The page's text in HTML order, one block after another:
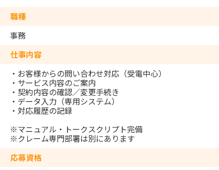
職種
事務
仕事内容
・お客様からの問い合わせ対応（受電中心）
・サービス内容のご案内
・契約内容の確認／変更手続き
・データ入力（専用システム）
・対応履歴の記録
※マニュアル・トークスクリプト完備
※クレーム専門部署は別にあります
応募資格